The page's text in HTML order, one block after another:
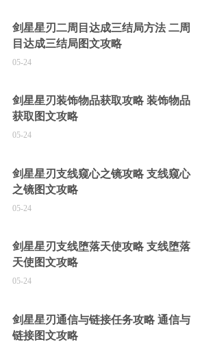
剑星星刃二周目达成三结局方法 二周
目达成三结局图文攻略
05-24
剑星星刃装饰物品获取攻略 装饰物品
获取图文攻略
05-24
剑星星刃支线窥心之镜攻略 支线窥心
之镜图文攻略
05-24
剑星星刃支线堕落天使攻略 支线堕落
天使图文攻略
05-24
剑星星刃通信与链接任务攻略 通信与
链接图文攻略